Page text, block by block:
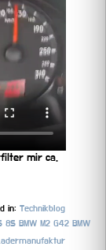
mir ca.
in: Technikblog
8S BMW M2 G42 BMW